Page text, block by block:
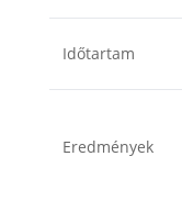
Időtartam
Eredmények